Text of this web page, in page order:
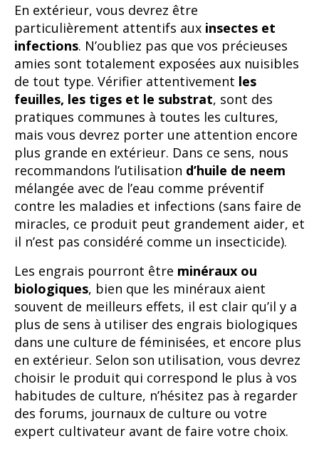
En extérieur, vous devrez être
particulièrement attentifs aux insectes et
infections. N’oubliez pas que vos précieuses
amies sont totalement exposées aux nuisibles
de tout type. Vérifier attentivement les
feuilles, les tiges et le substrat, sont des
pratiques communes à toutes les cultures,
mais vous devrez porter une attention encore
plus grande en extérieur. Dans ce sens, nous
recommandons l’utilisation d’huile de neem
mélangée avec de l’eau comme préventif
contre les maladies et infections (sans faire de
miracles, ce produit peut grandement aider, et
il n’est pas considéré comme un insecticide).
Les engrais pourront être minéraux ou
biologiques, bien que les minéraux aient
souvent de meilleurs effets, il est clair qu’il y a
plus de sens à utiliser des engrais biologiques
dans une culture de féminisées, et encore plus
en extérieur. Selon son utilisation, vous devrez
choisir le produit qui correspond le plus à vos
habitudes de culture, n’hésitez pas à regarder
des forums, journaux de culture ou votre
expert cultivateur avant de faire votre choix.